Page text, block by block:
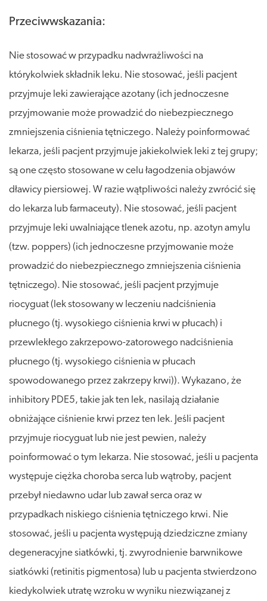
Przeciwwskazania:
Nie stosować w przypadku nadwrażliwości na
którykolwiek składnik leku. Nie stosować, jeśli pacjent
przyjmuje leki zawierające azotany (ich jednoczesne
przyjmowanie może prowadzić do niebezpiecznego
zmniejszenia ciśnienia tętniczego. Należy poinformować
lekarza, jeśli pacjent przyjmuje jakiekolwiek leki z tej grupy;
są one często stosowane w celu łagodzenia objawów
dławicy piersiowej. W razie wątpliwości należy zwrócić się
do lekarza lub farmaceuty). Nie stosować, jeśli pacjent
przyjmuje leki uwalniające tlenek azotu, np. azotyn amylu
(tzw. poppers) (ich jednoczesne przyjmowanie może
prowadzić do niebezpiecznego zmniejszenia ciśnienia
tętniczego). Nie stosować, jeśli pacjent przyjmuje
riocyguat (lek stosowany w leczeniu nadciśnienia
płucnego (tj. wysokiego ciśnienia krwi w płucach) i
przewlekłego zakrzepowo-zatorowego nadciśnienia
płucnego (tj. wysokiego ciśnienia w płucach
spowodowanego przez zakrzepy krwi)). Wykazano, że
inhibitory PDE5, takie jak ten lek, nasilają działanie
obniżające ciśnienie krwi przez ten lek. Jeśli pacjent
przyjmuje riocyguat lub nie jest pewien, należy
poinformować o tym lekarza. Nie stosować, jeśli u pacjenta
występuje ciężka choroba serca lub wątroby, pacjent
przebył niedawno udar lub zawał serca oraz w
przypadkach niskiego ciśnienia tętniczego krwi. Nie
stosować, jeśli u pacjenta występują dziedziczne zmiany
degeneracyjne siatkówki, tj. zwyrodnienie barwnikowe
siatkówki (retinitis pigmentosa) lub u pacjenta stwierdzono
kiedykolwiek utratę wzroku w wyniku niezwiązanej z